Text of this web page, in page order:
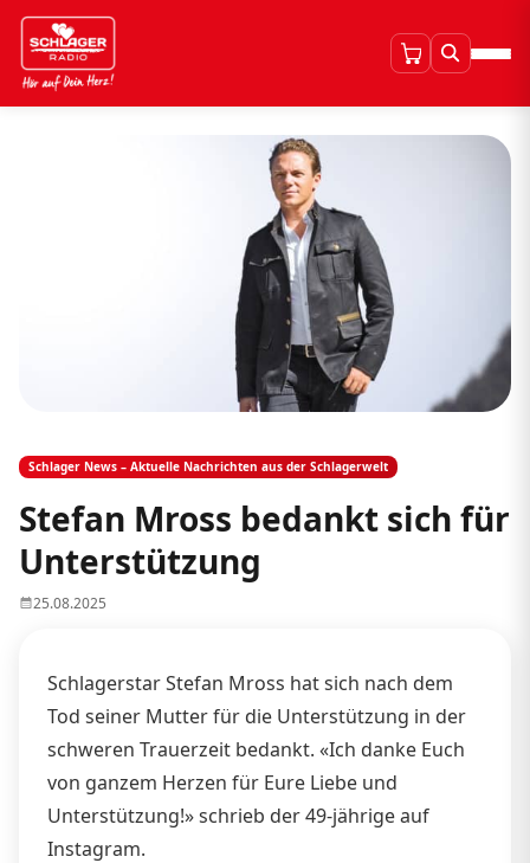
Schlager News – Aktuelle Nachrichten aus der Schlagerwelt
Stefan Mross bedankt sich für
Unterstützung
25.08.2025
Schlagerstar Stefan Mross hat sich nach dem
Tod seiner Mutter für die Unterstützung in der
schweren Trauerzeit bedankt. «Ich danke Euch
von ganzem Herzen für Eure Liebe und
Unterstützung!» schrieb der 49-jährige auf
Instagram.